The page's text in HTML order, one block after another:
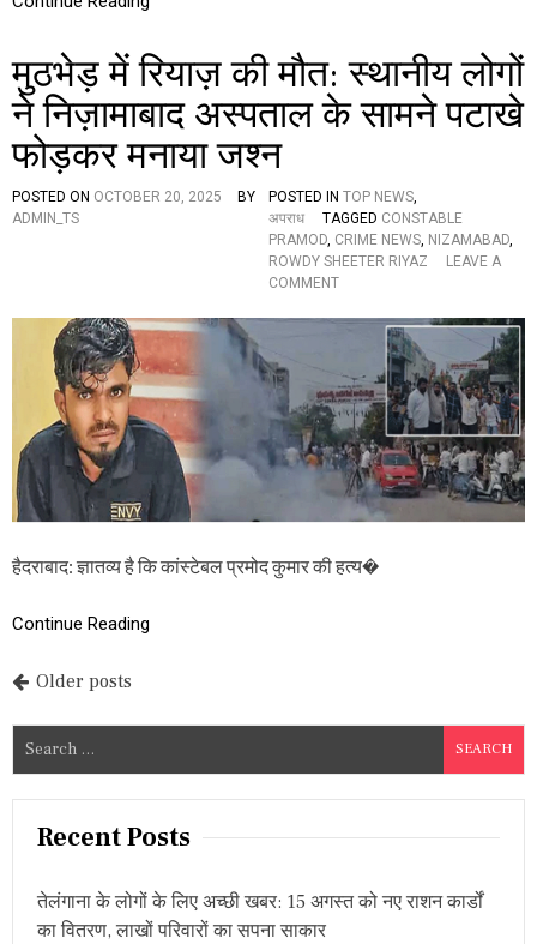
पू
र्ण
ब
या
-
“
था
को
ई
औ
र
वि
क
ल्प
”
मुठभेड़ में रियाज़ की मौत: स्थानीय लोगों
ने निज़ामाबाद अस्पताल के सामने पटाखे
फोड़कर मनाया जश्न
POSTED ON OCTOBER 20, 2025
BY
ADMIN_TS
POSTED IN TOP NEWS
अपराध
TAGGED CONSTABLE
PRAMOD CRIME NEWS NIZAMABAD
ROWDY SHEETER RIYAZ
LEAVE A
COMMENTO
ड़
में
रि
या
ज़
की
मौ
:
बा
द
स्प
के
हैदराबाद: ज्ञातव्य है कि कांस्टेबल प्रमोद कुमार की हत्य�
Continue Reading
P
o
s
Older posts
a
Recent Posts
तेलंगाना के लोगों के लिए अच्छी खबर: 15 अगस्त को नए राशन कार्डों
का वितरण, लाखों परिवारों का सपना साकार